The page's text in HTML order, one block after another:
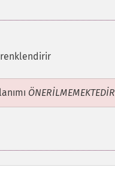
ÖNERİLMEMEKTEDİR